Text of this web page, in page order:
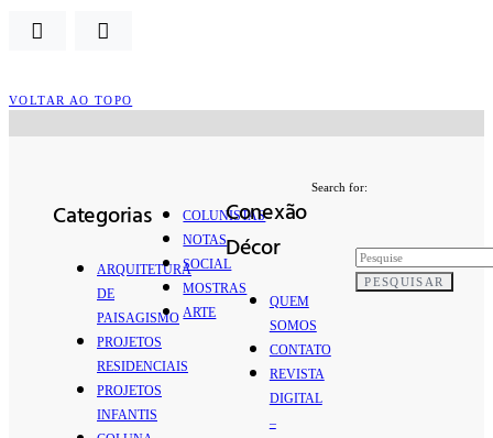
VOLTAR AO TOPO
Categorias
ARQUITETURA
DE
PAISAGISMO
PROJETOS
RESIDENCIAIS
PROJETOS
INFANTIS
COLUNISTAS
NOTAS
SOCIAL
MOSTRAS
ARTE
Conexão
Décor
QUEM
SOMOS
CONTATO
REVISTA
DIGITAL
–
Search for:
PESQUISAR